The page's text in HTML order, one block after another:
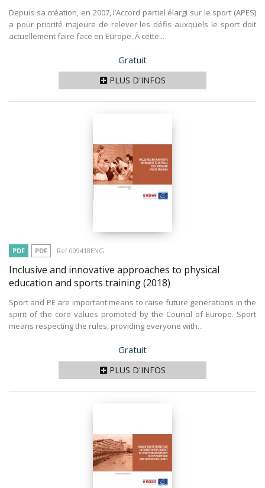
Depuis sa création, en 2007, l’Accord partiel élargi sur le sport (APES)
a pour priorité majeure de relever les défis auxquels le sport doit
actuellement faire face en Europe. À cette...
Prix
Gratuit
PLUS D'INFOS
PDF PDF Ref 009418ENG
Inclusive and innovative approaches to physical
education and sports training(2018)
Sport and PE are important means to raise future generations in the
spirit of the core values promoted by the Council of Europe. Sport
means respecting the rules, providing everyone with...
Prix
Gratuit
PLUS D'INFOS